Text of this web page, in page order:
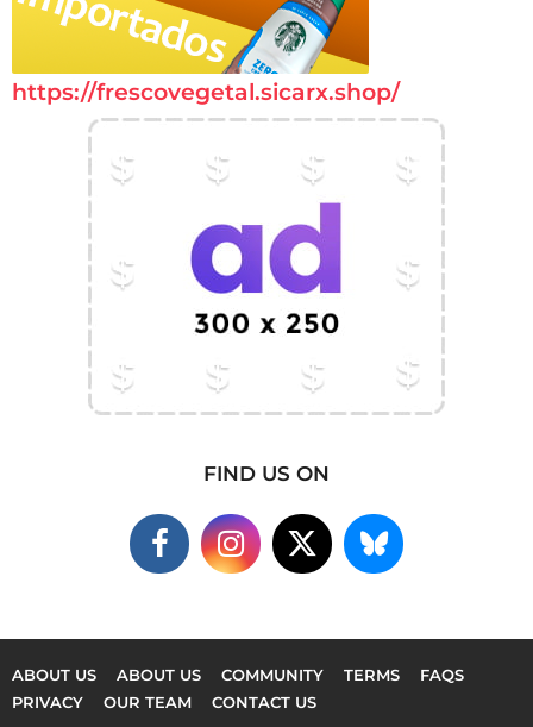
https://frescovegetal.sicarx.shop/
FIND US ON
ABOUT US ABOUT US COMMUNITY TERMS
FAQS
PRIVACY
OUR TEAM CONTACT US